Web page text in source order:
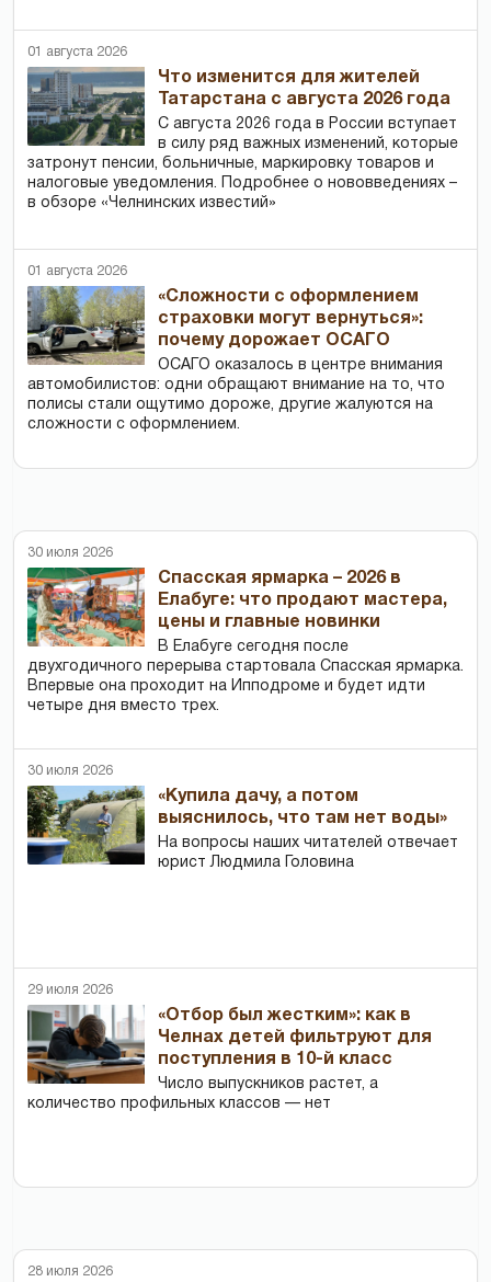
01 августа 2026
Что изменится для жителей
Татарстана с августа 2026 года
С августа 2026 года в России вступает
в силу ряд важных изменений, которые
затронут пенсии, больничные, маркировку товаров и
налоговые уведомления. Подробнее о нововведениях –
в обзоре «Челнинских известий»
01 августа 2026
«Сложности с оформлением
страховки могут вернуться»:
почему дорожает ОСАГО
ОСАГО оказалось в центре внимания
автомобилистов: одни обращают внимание на то, что
полисы стали ощутимо дороже, другие жалуются на
сложности с оформлением.
30 июля 2026
Спасская ярмарка – 2026 в
Елабуге: что продают мастера,
цены и главные новинки
В Елабуге сегодня после
двухгодичного перерыва стартовала Спасская ярмарка.
Впервые она проходит на Ипподроме и будет идти
четыре дня вместо трех.
30 июля 2026
«Купила дачу, а потом
выяснилось, что там нет воды»
На вопросы наших читателей отвечает
юрист Людмила Головина
29 июля 2026
«Отбор был жестким»: как в
Челнах детей фильтруют для
поступления в 10-й класс
Число выпускников растет, а
количество профильных классов — нет
28 июля 2026